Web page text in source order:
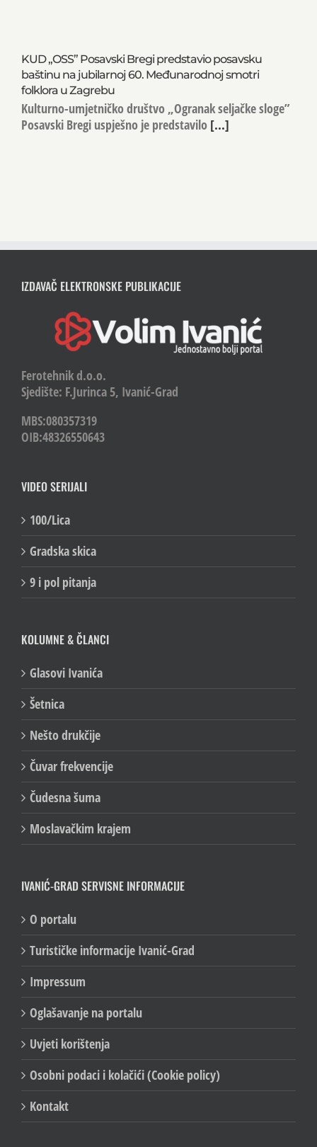
KUD „OSS” Posavski Bregi predstavio posavsku
baštinu na jubilarnoj 60. Međunarodnoj smotri
folklora u Zagrebu
Kulturno-umjetničko društvo „Ogranak seljačke sloge”
Posavski Bregi uspješno je predstavilo [...]
IZDAVAČ ELEKTRONSKE PUBLIKACIJE
Ferotehnik d.o.o.
Sjedište: F.Jurinca 5, Ivanić-Grad
MBS:080357319
OIB:48326550643
VIDEO SERIJALI
100/Lica
Gradska skica
9 i pol pitanja
KOLUMNE & ČLANCI
Glasovi Ivanića
Šetnica
Nešto drukčije
Čuvar frekvencije
Čudesna šuma
Moslavačkim krajem
IVANIĆ-GRAD SERVISNE INFORMACIJE
O portalu
Turističke informacije Ivanić-Grad
Impressum
Oglašavanje na portalu
Uvjeti korištenja
Osobni podaci i kolačići (Cookie policy)
Kontakt